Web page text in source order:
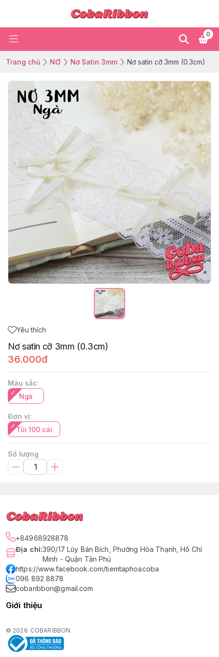
0
Trang chủ NƠ Nơ Satin 3mm Nơ satin cỡ 3mm (0.3cm)
Yêu thích
Nơ satin cỡ 3mm (0.3cm)
36.000đ
Màu sắc:
Ngà
Đơn vị:
Túi 100 cái
Số lượng
+84968928878
Địa chỉ:390/17 Lũy Bán Bích, Phường Hòa Thạnh, Hồ Chí
Minh - Quận Tân Phú
https://www.facebook.com/tiemtaphoacoba
096 892 8878
cobaribbon@gmail.com
Giới thiệu
© 2026 COBARIBBON